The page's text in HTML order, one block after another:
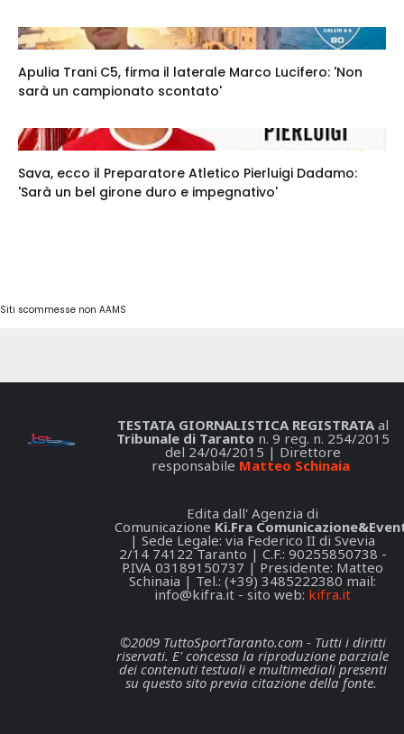
Apulia Trani C5, firma il laterale Marco Lucifero: 'Non
sarà un campionato scontato'
Sava, ecco il Preparatore Atletico Pierluigi Dadamo:
'Sarà un bel girone duro e impegnativo'
Siti scommesse non AAMS
TESTATA GIORNALISTICA REGISTRATAal
Tribunale di Taranto n. 9 reg. n. 254/2015
del 24/04/2015 | Direttore
responsabile Matteo Schinaia
Edita dall' Agenzia di
Comunicazione Ki.Fra
| Sede Legale: via Federico II di Svevia
2/14 74122 Taranto | C.F.: 90255850738 -
P.IVA 03189150737 | Presidente: Matteo
Schinaia | Tel.: (+39) 3485222380 mail:
info@kifra.it - sito web: kifra.it
©2009 TuttoSportTaranto.com - Tutti i diritti
riservati. E' concessa la riproduzione parziale
dei contenuti testuali e multimediali presenti
su questo sito previa citazione della fonte.